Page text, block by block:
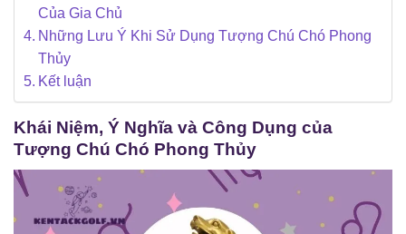
Của Gia Chủ
Những Lưu Ý Khi Sử Dụng Tượng Chú Chó Phong
Thủy
Kết luận
Khái Niệm, Ý Nghĩa và Công Dụng của
Tượng Chú Chó Phong Thủy